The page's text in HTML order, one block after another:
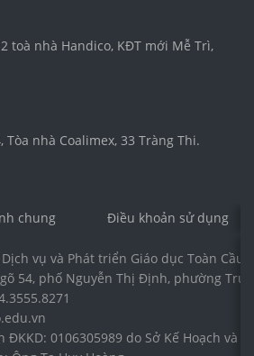
toà nhà Handico, KĐT mới Mễ Trì,
Tòa nhà Coalimex, 33 Tràng Thi.
chung Điều khoản sử dụng
vụ và Phát triển Giáo dục Toàn Cầu
54, phố Nguyễn Thị Định, phường
ĐKKD: 0106305989 do Sở Kế Hoạch và